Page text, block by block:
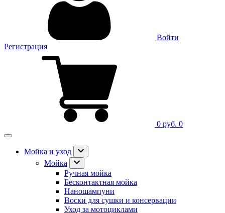
Войти
Регистрация
0 руб. 0
Мойка и уход
Мойка
Ручная мойка
Бесконтактная мойка
Наношампуни
Воски для сушки и консервации
Уход за мотоциклами